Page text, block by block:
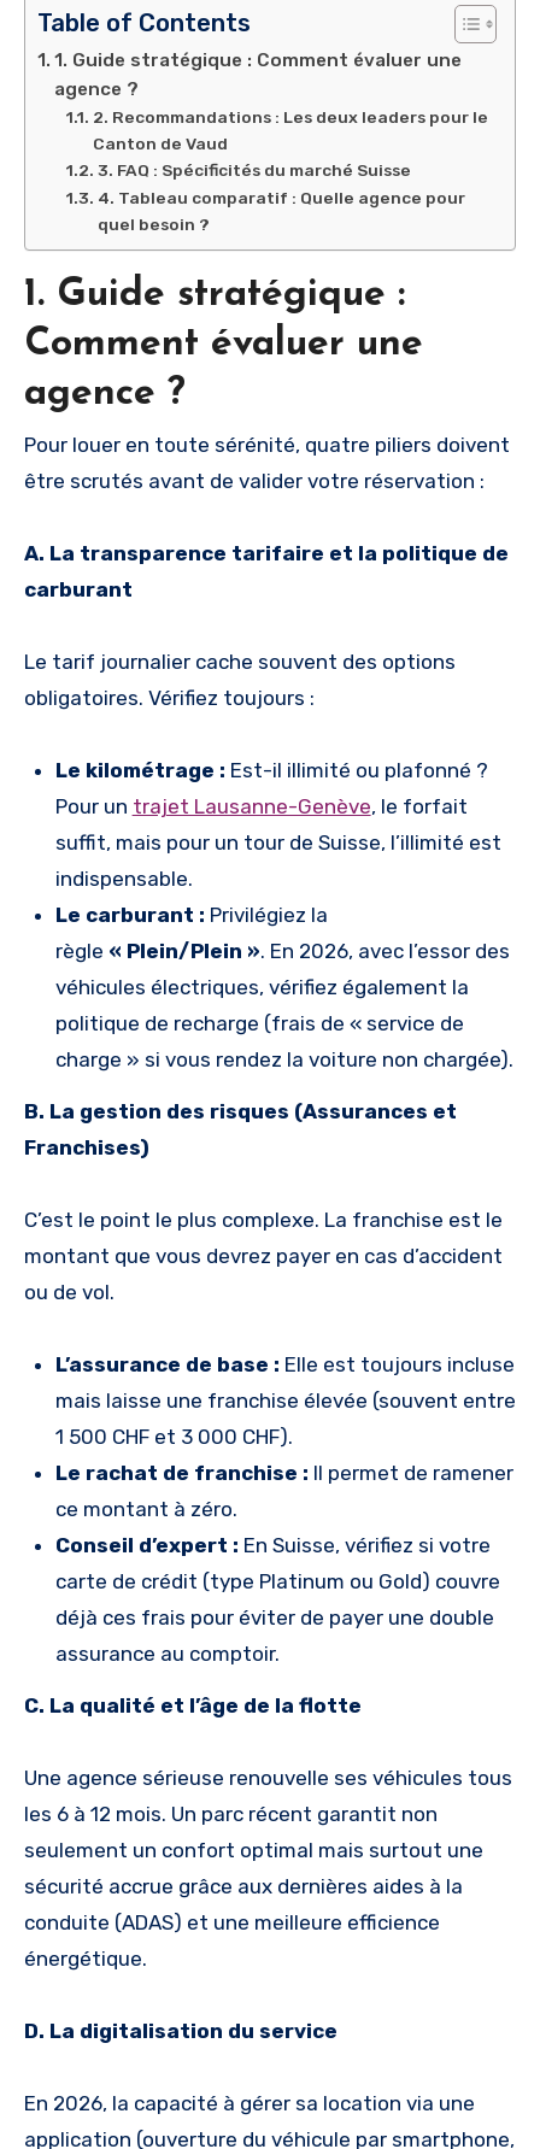
Table of Contents
1. Guide stratégique : Comment évaluer une
agence ?
2. Recommandations : Les deux leaders pour le
Canton de Vaud
3. FAQ : Spécificités du marché Suisse
4. Tableau comparatif : Quelle agence pour
quel besoin ?
1. Guide stratégique :
Comment évaluer une
agence ?
Pour louer en toute sérénité, quatre piliers doivent
être scrutés avant de valider votre réservation :
A. La transparence tarifaire et la politique de
carburant
Le tarif journalier cache souvent des options
obligatoires. Vérifiez toujours :
Le kilométrage : Est-il illimité ou plafonné ?
Pour un trajet Lausanne-Genève, le forfait
suffit, mais pour un tour de Suisse, l’illimité est
indispensable.
Le carburant : Privilégiez la
règle « Plein/Plein ». En 2026, avec l’essor des
véhicules électriques, vérifiez également la
politique de recharge (frais de « service de
charge » si vous rendez la voiture non chargée).
B. La gestion des risques (Assurances et
Franchises)
C’est le point le plus complexe. La franchise est le
montant que vous devrez payer en cas d’accident
ou de vol.
L’assurance de base : Elle est toujours incluse
mais laisse une franchise élevée (souvent entre
1 500 CHF et 3 000 CHF).
Le rachat de franchise : Il permet de ramener
ce montant à zéro.
Conseil d’expert : En Suisse, vérifiez si votre
carte de crédit (type Platinum ou Gold) couvre
déjà ces frais pour éviter de payer une double
assurance au comptoir.
C. La qualité et l’âge de la flotte
Une agence sérieuse renouvelle ses véhicules tous
les 6 à 12 mois. Un parc récent garantit non
seulement un confort optimal mais surtout une
sécurité accrue grâce aux dernières aides à la
conduite (ADAS) et une meilleure efficience
énergétique.
D. La digitalisation du service
En 2026, la capacité à gérer sa location via une
application (ouverture du véhicule par smartphone,